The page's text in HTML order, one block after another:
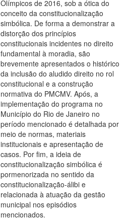
Olímpicos de 2016, sob a ótica do
conceito da constitucionalização
simbólica. De forma a demonstrar a
distorção dos princípios
constitucionais incidentes no direito
fundamental à moradia, são
brevemente apresentados o histórico
da inclusão do aludido direito no rol
constitucional e a construção
normativa do PMCMV. Após, a
implementação do programa no
Município do Rio de Janeiro no
período mencionado é detalhada por
meio de normas, materiais
institucionais e apresentação de
casos. Por fim, a ideia de
constitucionalização simbólica é
pormenorizada no sentido da
constitucionalização-álibi e
relacionada à atuação da gestão
municipal nos episódios
mencionados.